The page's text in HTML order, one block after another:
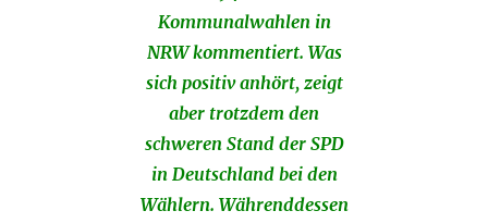
Kommunalwahlen in
NRW kommentiert. Was
sich positiv anhört, zeigt
aber trotzdem den
schweren Stand der SPD
in Deutschland bei den
Wählern. Währenddessen